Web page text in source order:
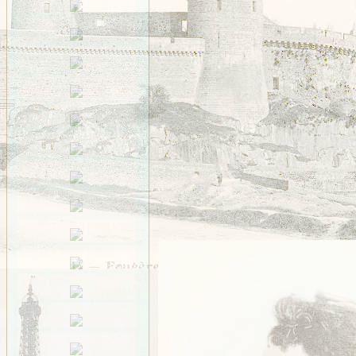
Saint-Méen
Saint-Ouen-des-Alleux
Saint-Père-Marc-en-
Poulet
Saint-Senoux
Saint-Servan
Saint-Suliac
Saint-Thurial
Saint-Énogat
Saint-Étienne-en-
Coglès
Sens-de-Bretagne
Servon